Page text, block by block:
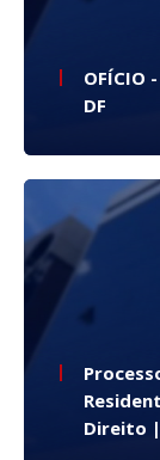
OFÍCIO
DF
Direito